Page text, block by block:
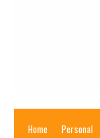
Home Personal